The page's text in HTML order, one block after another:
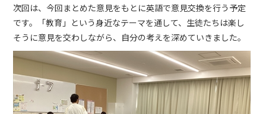
次回は、今回まとめた意見をもとに英語で意見交換を行う予定
です。「教育」という身近なテーマを通して、生徒たちは楽し
そうに意見を交わしながら、自分の考えを深めていきました。